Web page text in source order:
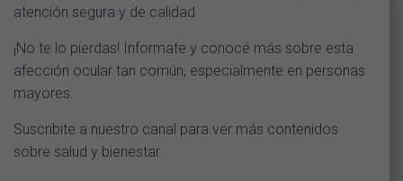
atención segura y de calidad
¡No te lo pierdas! Informate y conocé más sobre esta
afección ocular tan común, especialmente en personas
mayores.
Suscribite a nuestro canal para ver más contenidos
sobre salud y bienestar.